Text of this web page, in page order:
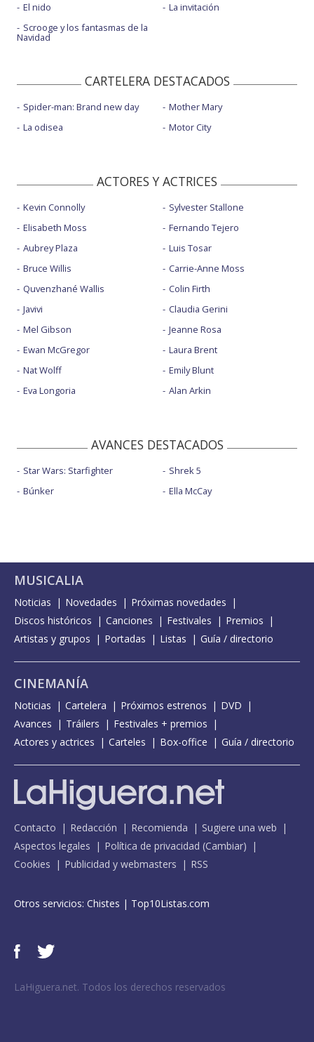
El nido
Scrooge y los fantasmas de la
Navidad
La invitación
CARTELERA DESTACADOS
Spider-man: Brand new day
La odisea
Mother Mary
Motor City
ACTORES Y ACTRICES
Kevin Connolly
Elisabeth Moss
Aubrey Plaza
Bruce Willis
Quvenzhané Wallis
Javivi
Mel Gibson
Ewan McGregor
Nat Wolff
Eva Longoria
Sylvester Stallone
Fernando Tejero
Luis Tosar
Carrie-Anne Moss
Colin Firth
Claudia Gerini
Jeanne Rosa
Laura Brent
Emily Blunt
Alan Arkin
AVANCES DESTACADOS
Star Wars: Starfighter
Búnker
Shrek 5
Ella McCay
MUSICALIA
Noticias Novedades
Próximas novedades
Discos históricos
Canciones Festivales
Premios
Artistas y grupos
Portadas Listas Guía / directorio
CINEMANÍA
Noticias Cartelera Próximos estrenos
DVD
Avances
Tráilers
Festivales + premios
Actores y actrices
Carteles Box-office Guía / directorio
Contacto Redacción Recomienda
Sugiere una web
Aspectos legales
Política de privacidad (Cambiar)
Cookies
Publicidad y webmasters RSS
Otros servicios: Chistes | Top10Listas.com
LaHiguera.net. Todos los derechos reservados